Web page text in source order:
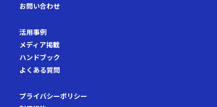
お問い合わせ
活用事例
メディア掲載
ハンドブック
よくある質問
プライバシーポリシー